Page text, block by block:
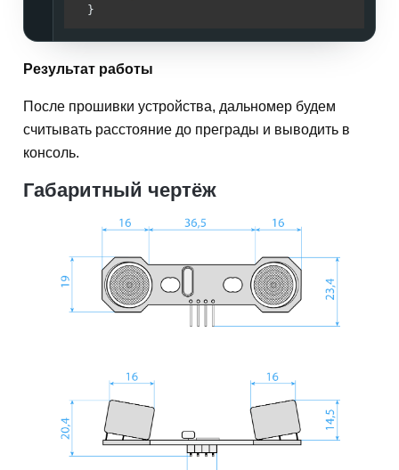
Результат работы
После прошивки устройства, дальномер будем
считывать расстояние до преграды и выводить в
консоль.
Габаритный чертёж